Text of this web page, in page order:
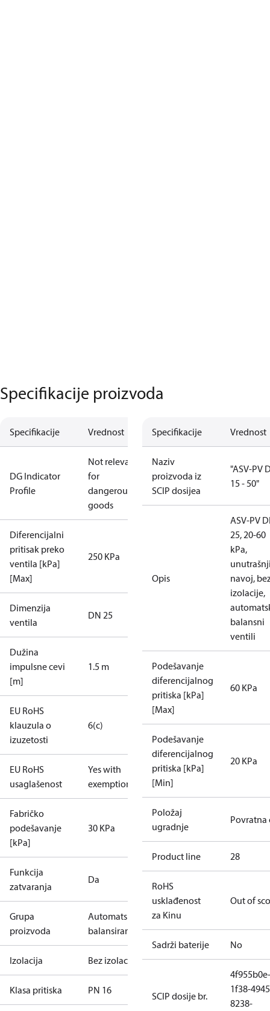
Specifikacije proizvoda
Specifikacije Vrednost
DG Indicator
Profile
Not relevant
for
dangerous
goods
Diferencijalni
pritisak preko
ventila [kPa]
[Max]
250 KPa
Dimenzija
ventila
DN 25
Dužina
impulsne cevi
[m]
1.5 m
EU RoHS
klauzula o
izuzetosti
6(c)
EU RoHS
usaglašenost
Yes with
exemptions
Fabričko
podešavanje
[kPa]
30 KPa
Funkcija
zatvaranja
Da
Grupa
proizvoda
Automatsko
balansiranje
Izolacija Bez izolacije
Klasa pritiska PN 16
Specifikacije Vrednost
Naziv
proizvoda iz
SCIP dosijea
"ASV-PV
15 - 50"
Opis
ASV-PV
25, 20-60
kPa,
navoj,
izolacije,
balansni
ventili
Podešavanje
diferencijalnog
pritiska [kPa]
[Max]
60 KPa
Podešavanje
diferencijalnog
pritiska [kPa]
[Min]
20 KPa
Položaj
ugradnje
Povratna
Product line 28
RoHS
usklađenost
za Kinu
Out of
Sadrži baterije No
SCIP dosije br.
4f955b0e-
1f38-
8238-